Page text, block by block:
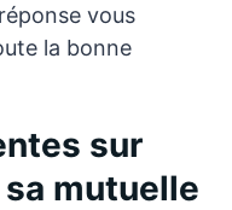
vous
la bonne
sur
mutuelle